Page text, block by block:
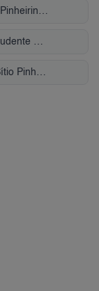
Condomínio Residencial Amazonas Sítio Pinheirinho
Condomínio Residencial Portal da Vila Prudente Sítio Pinheirinho
Condomínio Residencial Vitória Parque Sítio Pinheirinho